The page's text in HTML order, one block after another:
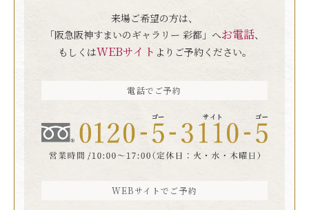
来場ご希望の方は、
「阪急阪神すまいのギャラリー 彩都」へお電話、
もしくはWEBサイト よりご予約ください。
電話でご予約
WEBサイトでご予約